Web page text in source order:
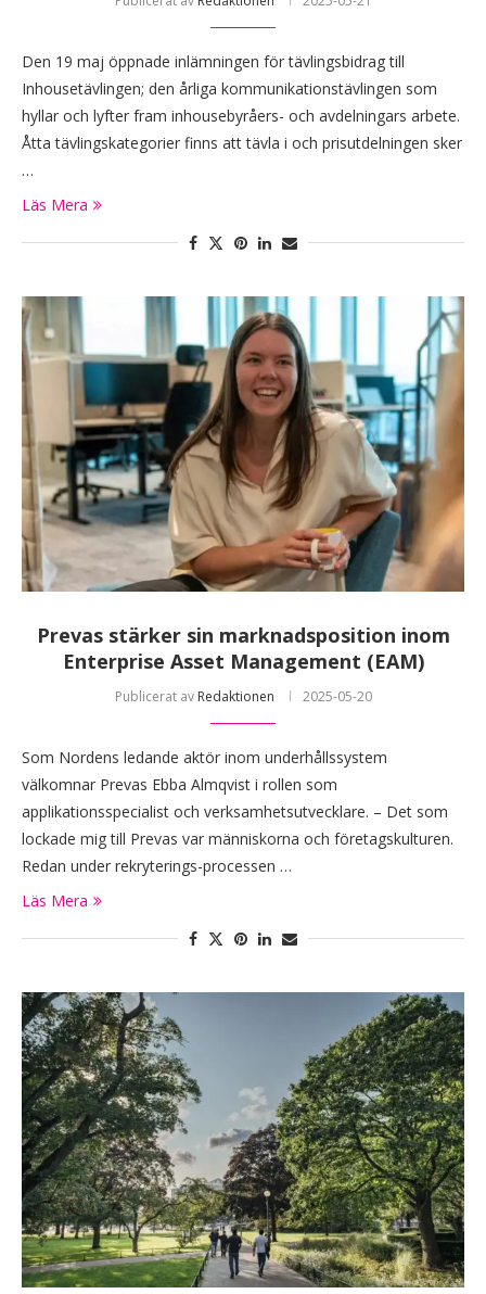
Den 19 maj öppnade inlämningen för tävlingsbidrag till
Inhousetävlingen; den årliga kommunikationstävlingen som
hyllar och lyfter fram inhousebyråers- och avdelningars arbete.
Åtta tävlingskategorier finns att tävla i och prisutdelningen sker
…
Läs Mera
Prevas stärker sin marknadsposition inom
Enterprise Asset Management (EAM)
Publicerat av Redaktionen 2025-05-20
Som Nordens ledande aktör inom underhållssystem
välkomnar Prevas Ebba Almqvist i rollen som
applikationsspecialist och verksamhetsutvecklare. – Det som
lockade mig till Prevas var människorna och företagskulturen.
Redan under rekryterings-processen …
Läs Mera